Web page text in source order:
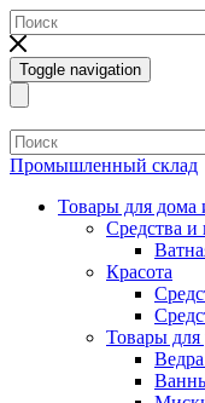
Toggle navigation
Промышленный склад
Товары для дома
Средства
Красота
Товары для